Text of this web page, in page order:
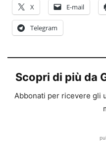
X E-mail
Telegram
Scopri di più da
Abbonati per ricevere gli